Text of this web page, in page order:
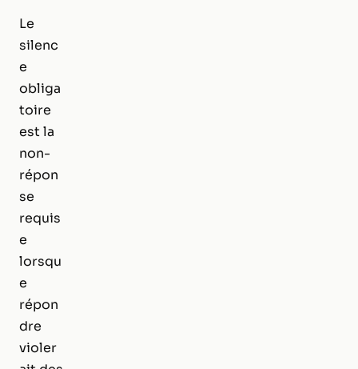
Le
silenc
e
obliga
toire
est la
non-
répon
se
requis
e
lorsqu
e
répon
dre
violer